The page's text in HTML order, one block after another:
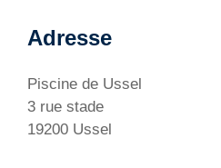
Adresse
Piscine de Ussel
3 rue stade
19200 Ussel